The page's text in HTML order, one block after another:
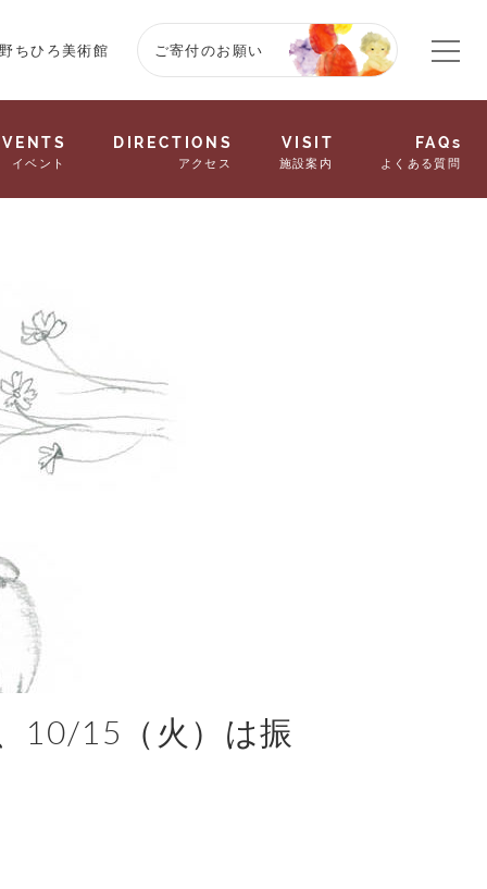
ちひろ美術館 ご寄付のお願い
イベント
DIRECTIONS
アクセス
VISIT
施設案内
FAQs
よくある質問
10/15（火）は振